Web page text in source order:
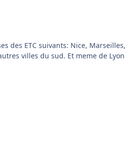
des ETC suivants: Nice, Marseilles,
villes du sud. Et meme de Lyon